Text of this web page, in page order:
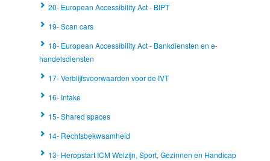
20- European Accessibility Act - BIPT
19- Scan cars
18- European Accessibility Act - Bankdiensten en e-
handelsdiensten
17- Verblijfsvoorwaarden voor de IVT
16- Intake
15- Shared spaces
14- Rechtsbekwaamheid
13- Heropstart ICM Welzijn, Sport, Gezinnen en Handicap